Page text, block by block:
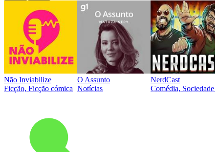
Não Inviabilize
Ficção, Ficção cómica
O Assunto
Notícias
NerdCast
Comédia, Sociedade